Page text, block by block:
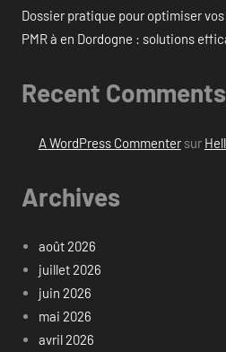
Dossier pratique pour optimiser
PMR à en Dordogne : solutions
Recent Comments
A WordPress Commentersur
Archives
août 2026
juillet 2026
juin 2026
mai 2026
avril 2026